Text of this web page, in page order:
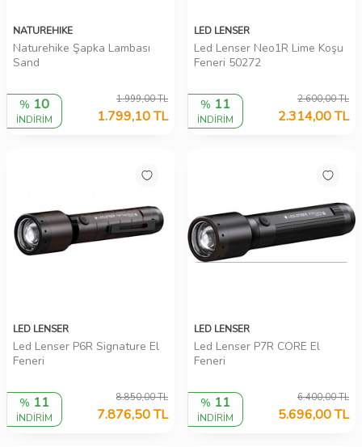
NATUREHIKE
Naturehike Şapka Lambası
Sand
% 10
İNDİRİM
1.999,00TL
1.799,10TL
LED LENSER
Led Lenser Neo1R Lime Koşu
Feneri 50272
% 11
İNDİRİM
2.600,00TL
2.314,00TL
LED LENSER
Led Lenser P6R Signature El
Feneri
% 11
İNDİRİM
8.850,00TL
7.876,50TL
LED LENSER
Led Lenser P7R CORE El
Feneri
% 11
İNDİRİM
6.400,00TL
5.696,00TL